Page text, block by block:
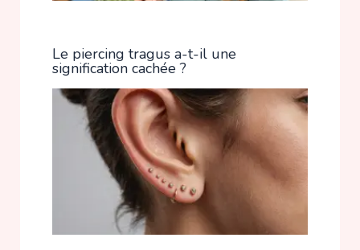
Le piercing tragus a-t-il une
signification cachée ?